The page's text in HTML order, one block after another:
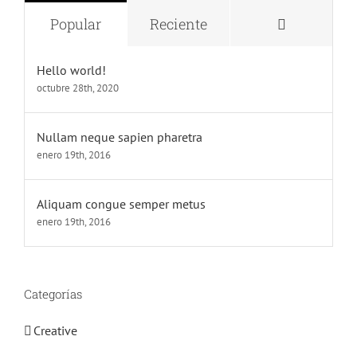
Popular Reciente
Hello world!
octubre 28th, 2020
Nullam neque sapien pharetra
enero 19th, 2016
Aliquam congue semper metus
enero 19th, 2016
Categorías
Creative